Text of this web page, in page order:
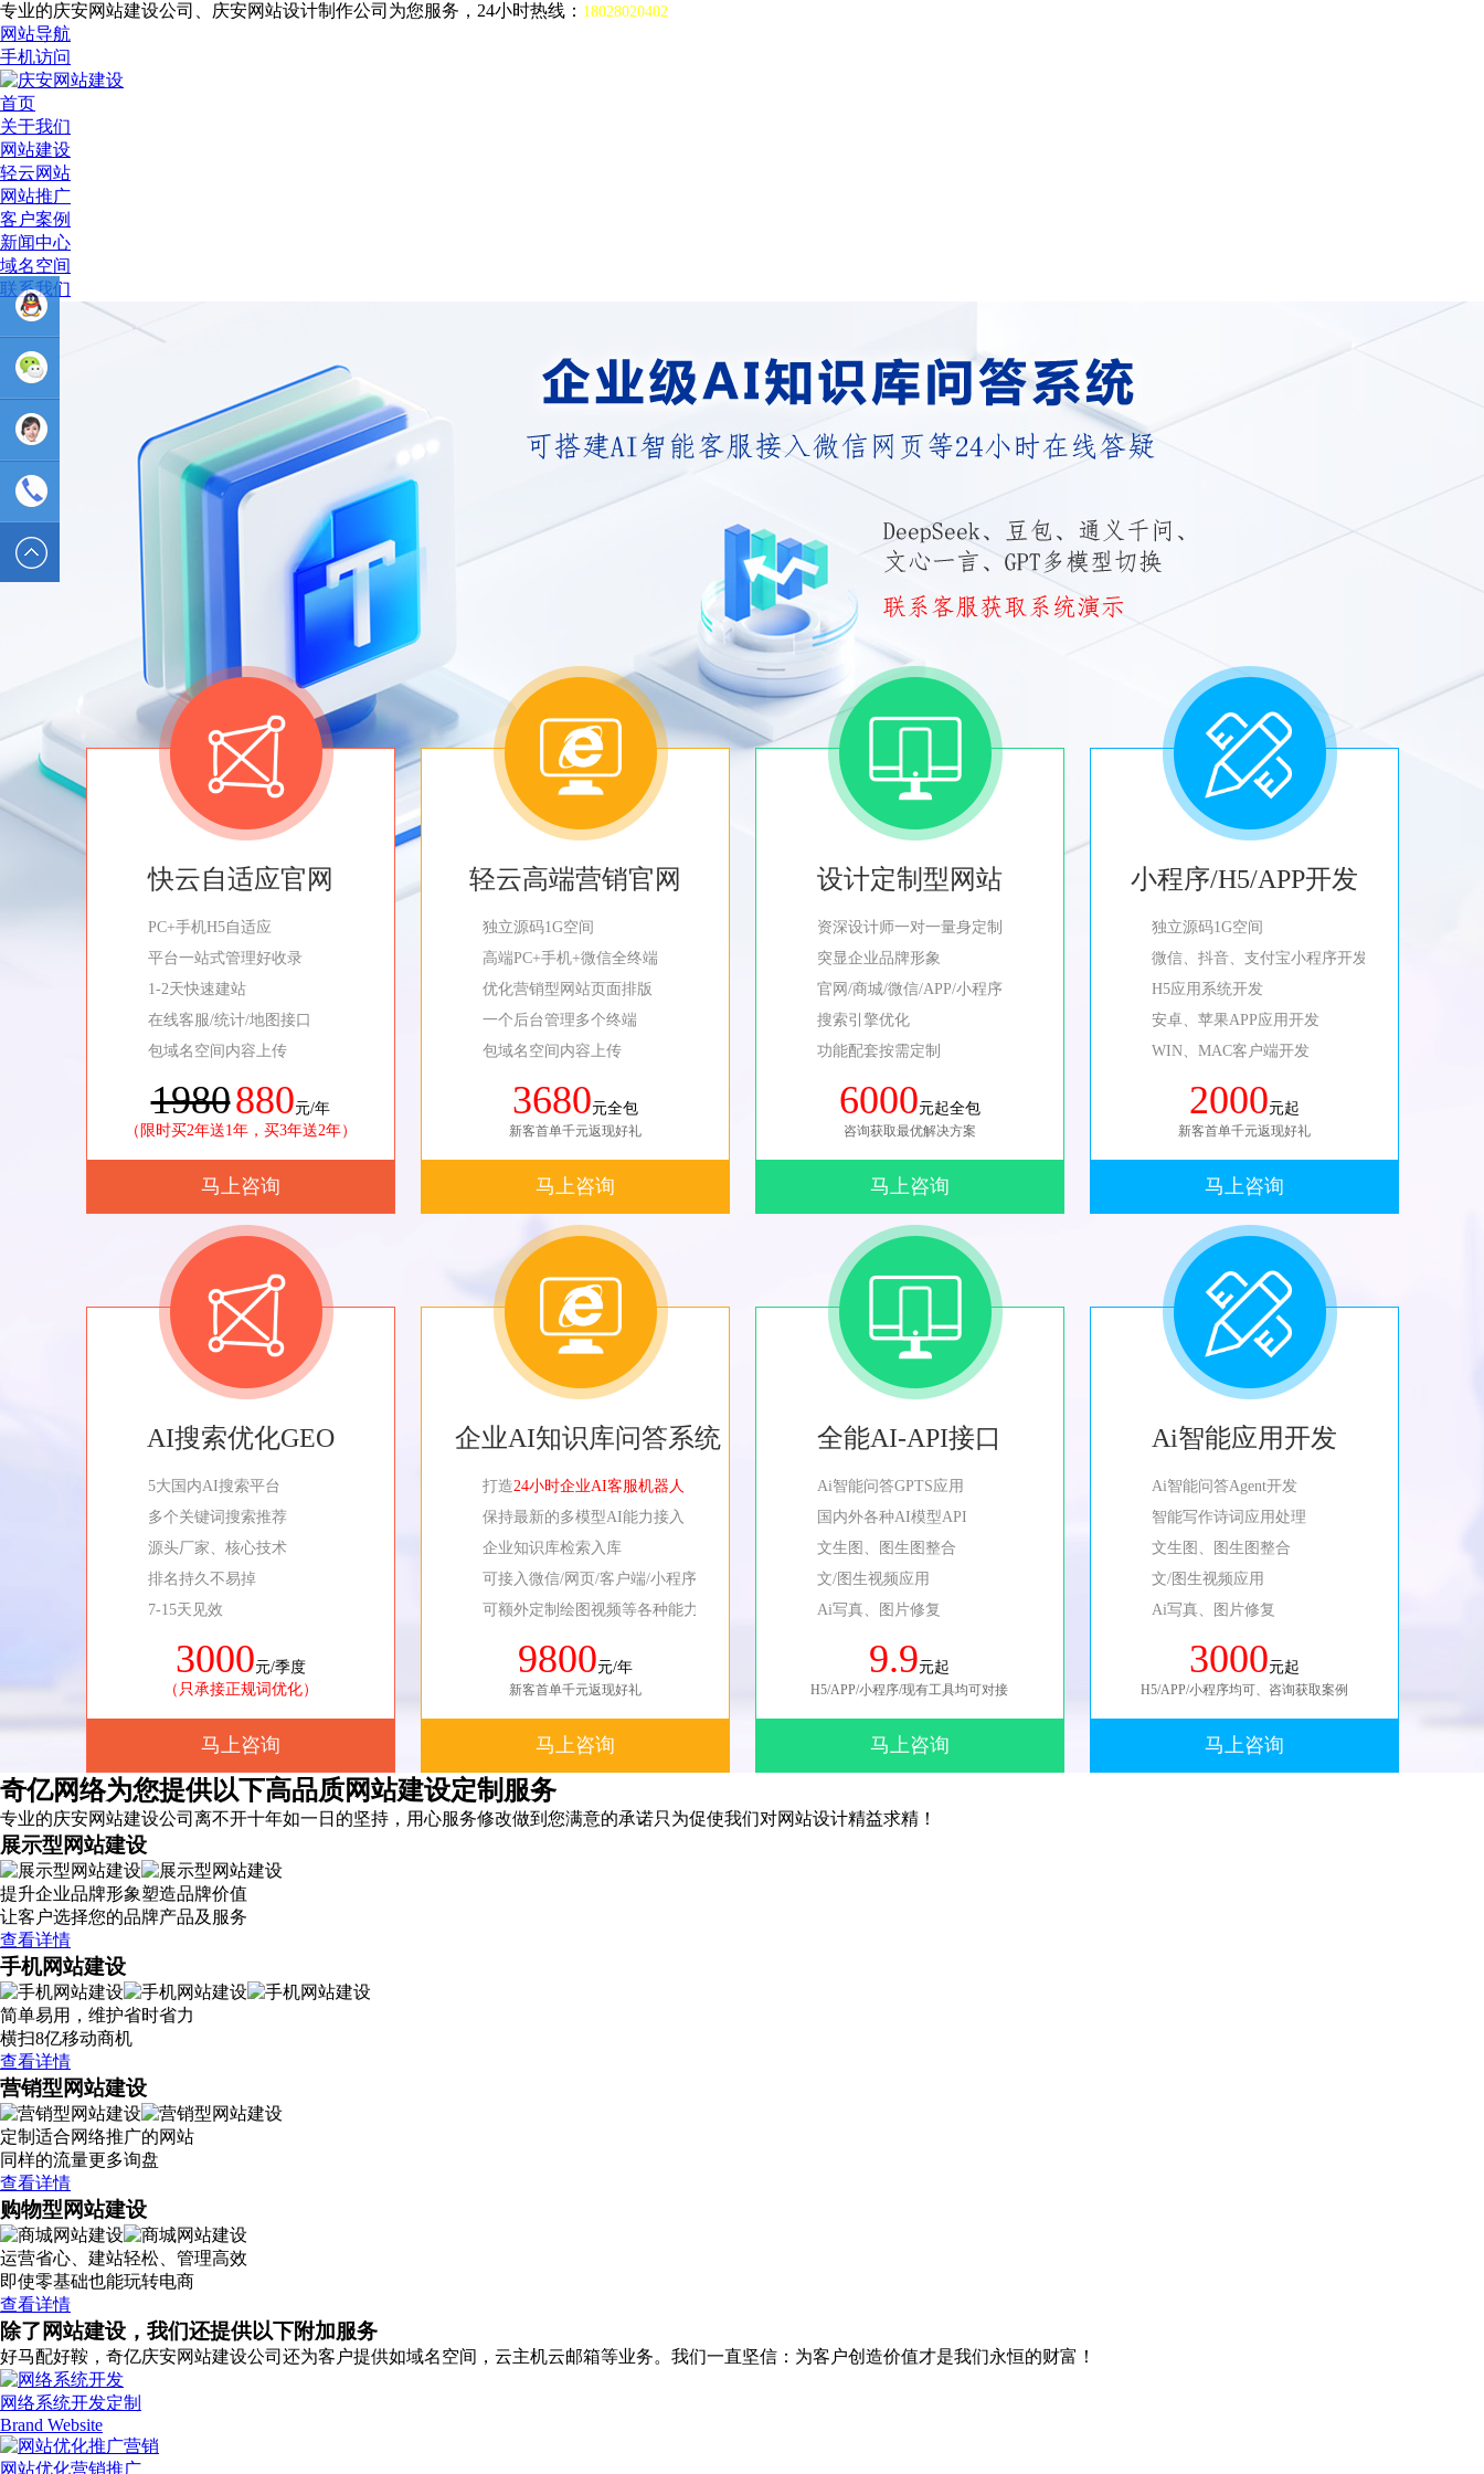
专业的庆安网站建设公司、庆安网站设计制作公司为您服务，24小时热线： 18028020402
网站导航
手机访问
首页
关于我们
网站建设
轻云网站
网站推广
客户案例
新闻中心
域名空间
联系我们
快云自适应官网
PC+手机H5自适应
平台一站式管理好收录
1-2天快速建站
在线客服/统计/地图接口
包域名空间内容上传
1980880元/年
（限时买2年送1年，买3年送2年）
马上咨询
轻云高端营销官网
独立源码1G空间
高端PC+手机+微信全终端
优化营销型网站页面排版
一个后台管理多个终端
包域名空间内容上传
3680元全包
新客首单千元返现好礼
马上咨询
设计定制型网站
资深设计师一对一量身定制
突显企业品牌形象
官网/商城/微信/APP/小程序
搜索引擎优化
功能配套按需定制
6000元起全包
咨询获取最优解决方案
马上咨询
小程序/H5/APP开发
独立源码1G空间
微信、抖音、支付宝小程序开发
H5应用系统开发
安卓、苹果APP应用开发
WIN、MAC客户端开发
2000元起
新客首单千元返现好礼
马上咨询
AI搜索优化GEO
5大国内AI搜索平台
多个关键词搜索推荐
源头厂家、核心技术
排名持久不易掉
7-15天见效
3000元/季度
（只承接正规词优化）
马上咨询
企业AI知识库问答系统
打造24小时企业AI客服机器人
保持最新的多模型AI能力接入
企业知识库检索入库
可接入微信/网页/客户端/小程序等
可额外定制绘图视频等各种能力
9800元/年
新客首单千元返现好礼
马上咨询
全能AI-API接口
Ai智能问答GPTS应用
国内外各种AI模型API
文生图、图生图整合
文/图生视频应用
Ai写真、图片修复
9.9元起
H5/APP/小程序/现有工具均可对接
马上咨询
Ai智能应用开发
Ai智能问答Agent开发
智能写作诗词应用处理
文生图、图生图整合
文/图生视频应用
Ai写真、图片修复
3000元起
H5/APP/小程序均可、咨询获取案例
马上咨询
奇亿网络为您提供以下高品质网站建设定制服务
专业的庆安网站建设公司离不开十年如一日的坚持， 用心服务修改做到您满意的承诺只为促使我们对网站设计精益求精！
展示型网站建设
提升企业品牌形象塑造品牌价值
让客户选择您的品牌产品及服务
查看详情
手机网站建设
简单易用，维护省时省力
横扫8亿移动商机
查看详情
营销型网站建设
定制适合网络推广的网站
同样的流量更多询盘
查看详情
购物型网站建设
运营省心、建站轻松、管理高效
即使零基础也能玩转电商
查看详情
除了网站建设，我们还提供以下附加服务
好马配好鞍，奇亿庆安网站建设公司还为客户提供如域名空间，云主机云邮箱等业务。我们一直坚信：为客户创造价值才是我们永恒的财富！
网络系统开发定制
Brand Website
网站优化营销推广
业务
QQ：
81233044
售后Q :
2589562336
电话 :